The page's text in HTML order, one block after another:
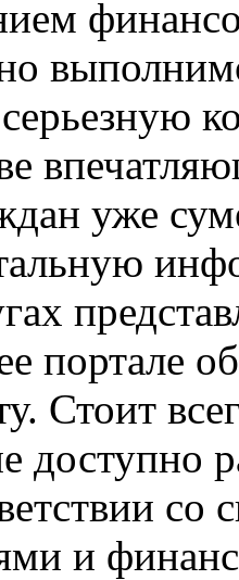
серьезную
уже
портале
Стоит
доступно
и